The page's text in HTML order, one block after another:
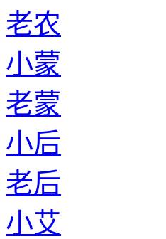
老农
小蒙
老蒙
小后
老后
小艾